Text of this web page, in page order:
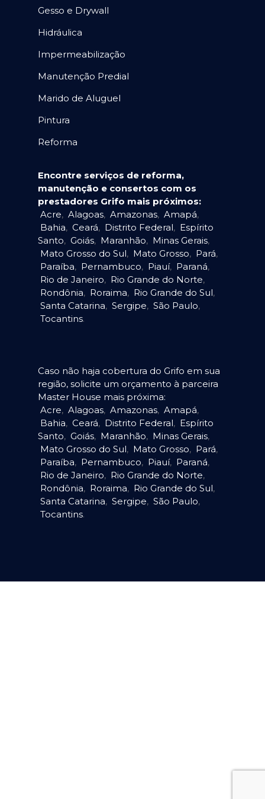
Gesso e Drywall
Hidráulica
Impermeabilização
Manutenção Predial
Marido de Aluguel
Pintura
Reforma
Encontre serviços de reforma,
manutenção e consertos com os
prestadores Grifo mais próximos:
Acre, Alagoas, Amazonas, Amapá,
Bahia, Ceará, Distrito Federal, Espírito
Santo, Goiás, Maranhão, Minas Gerais,
Mato Grosso do Sul, Mato Grosso, Pará,
Paraíba, Pernambuco, Piauí, Paraná,
Rio de Janeiro, Rio Grande do Norte,
Rondônia, Roraima, Rio Grande do Sul,
Santa Catarina, Sergipe, São Paulo,
Tocantins.
Caso não haja cobertura do Grifo em sua
região, solicite um orçamento à parceira
Master House mais próxima:
Acre, Alagoas, Amazonas, Amapá,
Bahia, Ceará, Distrito Federal, Espírito
Santo, Goiás, Maranhão, Minas Gerais,
Mato Grosso do Sul, Mato Grosso, Pará,
Paraíba, Pernambuco, Piauí, Paraná,
Rio de Janeiro, Rio Grande do Norte,
Rondônia, Roraima, Rio Grande do Sul,
Santa Catarina, Sergipe, São Paulo,
Tocantins.